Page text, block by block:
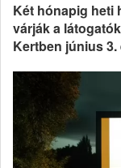
Két hónapig heti
várják a
Kertben június